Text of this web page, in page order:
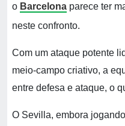
o Barcelona parece ter
neste confronto.
Com um ataque potente
meio-campo criativo, a
entre defesa e ataque, o
O Sevilla, embora